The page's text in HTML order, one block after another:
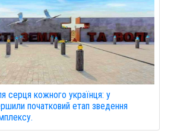
серця кожного українця: у
початковий етап зведення